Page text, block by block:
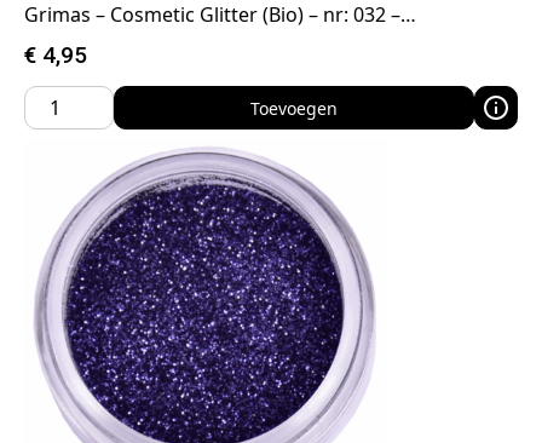
Grimas – Cosmetic Glitter (Bio) – nr: 032 –…
€ 4,95
Toevoegen